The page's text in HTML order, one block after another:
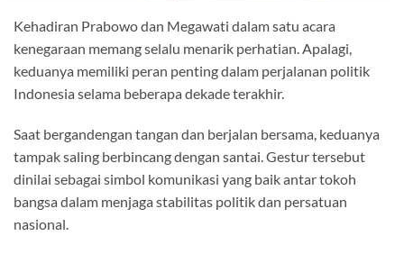
Kehadiran Prabowo dan Megawati dalam satu acara
kenegaraan memang selalu menarik perhatian. Apalagi,
keduanya memiliki peran penting dalam perjalanan politik
Indonesia selama beberapa dekade terakhir.
Saat bergandengan tangan dan berjalan bersama, keduanya
tampak saling berbincang dengan santai. Gestur tersebut
dinilai sebagai simbol komunikasi yang baik antar tokoh
bangsa dalam menjaga stabilitas politik dan persatuan
nasional.